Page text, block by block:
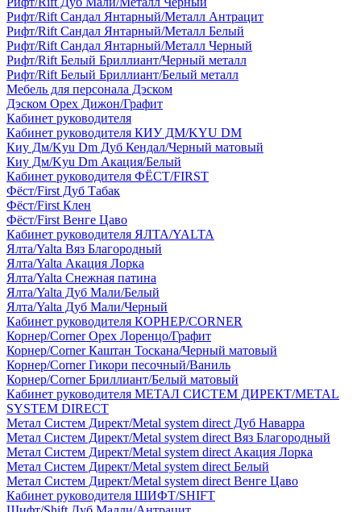
Рифт/Rift Сандал Янтарный/Металл Антрацит
Рифт/Rift Сандал Янтарный/Металл Белый
Рифт/Rift Сандал Янтарный/Металл Черный
Рифт/Rift Белый Бриллиант/Черный металл
Рифт/Rift Белый Бриллиант/Белый металл
Мебель для персонала Дэском
Дэском Орех Дижон/Графит
Кабинет руководителя
Кабинет руководителя КИУ ДМ/KYU DM
Киу Дм/Kyu Dm Дуб Кендал/Черный матовый
Киу Дм/Kyu Dm Акация/Белый
Кабинет руководителя ФЁСТ/FIRST
Фёст/First Дуб Табак
Фёст/First Клен
Фёст/First Венге Цаво
Кабинет руководителя ЯЛТА/YALTA
Ялта/Yalta Вяз Благородный
Ялта/Yalta Акация Лорка
Ялта/Yalta Снежная патина
Ялта/Yalta Дуб Мали/Белый
Ялта/Yalta Дуб Мали/Черный
Кабинет руководителя КОРНЕР/CORNER
Корнер/Corner Орех Лоренцо/Графит
Корнер/Corner Каштан Тоскана/Черный матовый
Корнер/Corner Гикори песочный/Ваниль
Корнер/Corner Бриллиант/Белый матовый
Кабинет руководителя МЕТАЛ СИСТЕМ ДИРЕКТ/METAL
SYSTEM DIRECT
Метал Систем Директ/Metal system direct Дуб Наварра
Метал Систем Директ/Metal system direct Вяз Благородный
Метал Систем Директ/Metal system direct Акация Лорка
Метал Систем Директ/Metal system direct Белый
Метал Систем Директ/Metal system direct Венге Цаво
Кабинет руководителя ШИФТ/SHIFT